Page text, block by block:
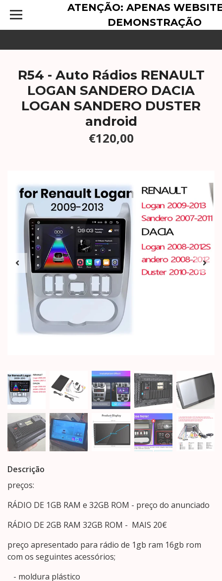
ATENÇÃO: APENAS
DEMONSTRAÇÃO
R54 - Auto Rádios RENAULT
LOGAN SANDERO DACIA
LOGAN SANDERO DUSTER
android
€120,00
Descrição
preços:
RÁDIO DE 1GB RAM e 32GB ROM - preço do anunciado
RÁDIO DE 2GB RAM 32GB ROM - MAIS 20€
preço apresentado para rádio de 1gb ram 16gb rom
com os seguintes acessórios;
- moldura plástico